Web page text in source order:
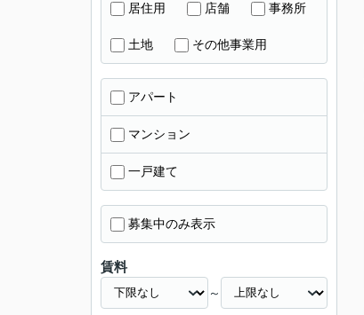
居住用 店舗 事務所
土地 その他事業用
アパート
マンション
一戸建て
募集中のみ表示
賃料
～